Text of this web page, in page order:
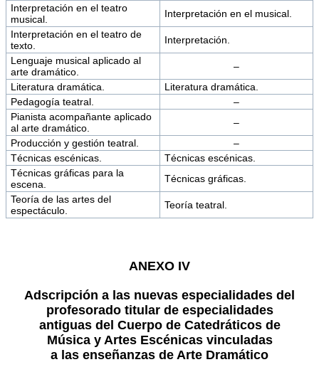
Interpretación en el teatro
musical.
Interpretación en el musical.
Interpretación en el teatro de
texto.
Interpretación.
Lenguaje musical aplicado al
arte dramático.
–
Literatura dramática.
Literatura dramática.
Pedagogía teatral.
–
Pianista acompañante aplicado
al arte dramático.
–
Producción y gestión teatral.
–
Técnicas escénicas.
Técnicas escénicas.
Técnicas gráficas para la
escena.
Técnicas gráficas.
Teoría de las artes del
espectáculo.
Teoría teatral.
ANEXO IV
Adscripción a las nuevas especialidades del
profesorado titular de especialidades
antiguas del Cuerpo de Catedráticos de
Música y Artes Escénicas vinculadas
a las enseñanzas de Arte Dramático